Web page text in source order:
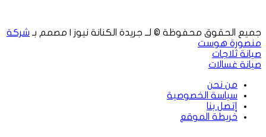
جميع الحقوق محفوظة © لــ جريدة الكنانة نيوز | مصمم بـ شركة
منصورة هوست
صيانة ثلاجات
صيانة غسالات
من نحن
سياسة الخصوصية
إتصل بنا
خريطة الموقع